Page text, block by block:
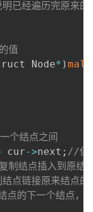
已经遍历完原来的
值
Node* )
个结点之间
cur->next ; //保
制结点插入到原结
点链接原来结点的
的下一个结点，